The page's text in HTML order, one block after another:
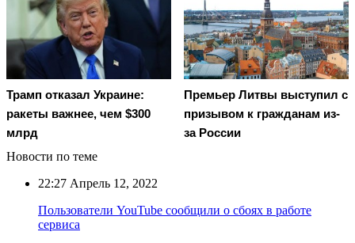
Трамп отказал Украине:
ракеты важнее, чем $300
млрд
Премьер Литвы выступил с
призывом к гражданам из-
за России
Новости по теме
22:27 Апрель 12, 2022
Пользователи YouTube сообщили о сбоях в работе
сервиса